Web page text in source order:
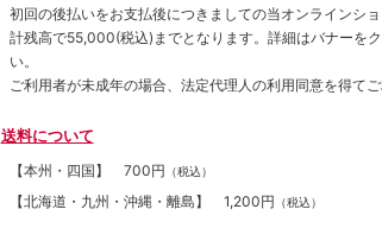
初回の後払いをお支払後につきましての当オンラインシ
計残高で55,000(税込)までとなります。詳細はバナーを
い。
ご利用者が未成年の場合、法定代理人の利用同意を得てご
送料について
【本州・四国】 700円 （税込）
【北海道・九州・沖縄・離島】 1,200円 （税込）